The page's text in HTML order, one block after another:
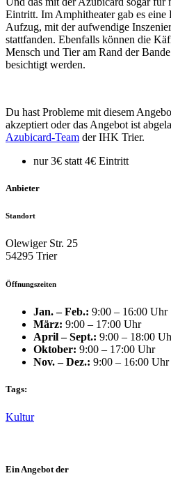
Eintritt. Im Amphitheater gab es eine
Aufzug, mit der aufwendige
stattfanden. Ebenfalls können die
Mensch und Tier am Rand der
besichtigt werden.
Du hast Probleme mit diesem
akzeptiert oder das Angebot ist
Azubicard-Team der IHK Trier.
nur 3€ statt 4€ Eintritt
Anbieter
Standort
Olewiger Str. 25
54295 Trier
Öffnungszeiten
Jan. – Feb.: 9:00 – 16:00 Uhr
März: 9:00 – 17:00 Uhr
April – Sept.: 9:00 – 18:00
Oktober: 9:00 – 17:00 Uhr
Nov. – Dez.: 9:00 – 16:00 Uhr
Tags:
Kultur
Ein Angebot der